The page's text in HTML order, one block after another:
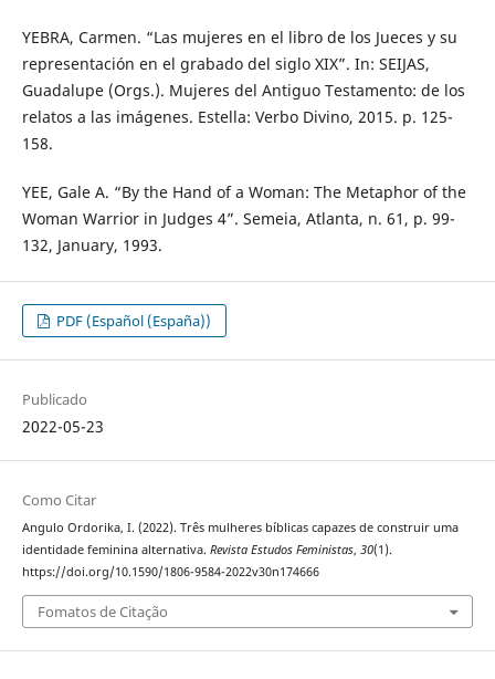
YEBRA, Carmen. “Las mujeres en el libro de los Jueces y su
representación en el grabado del siglo XIX”. In: SEIJAS,
Guadalupe (Orgs.). Mujeres del Antiguo Testamento: de los
relatos a las imágenes. Estella: Verbo Divino, 2015. p. 125-
158.
YEE, Gale A. “By the Hand of a Woman: The Metaphor of the
Woman Warrior in Judges 4”. Semeia, Atlanta, n. 61, p. 99-
132, January, 1993.
PDF (Español (España))
Publicado
2022-05-23
Como Citar
Angulo Ordorika, I. (2022). Três mulheres bíblicas capazes de construir uma
identidade feminina alternativa. Revista Estudos Feministas, 30(1).
https://doi.org/10.1590/1806-9584-2022v30n174666
Fomatos de Citação